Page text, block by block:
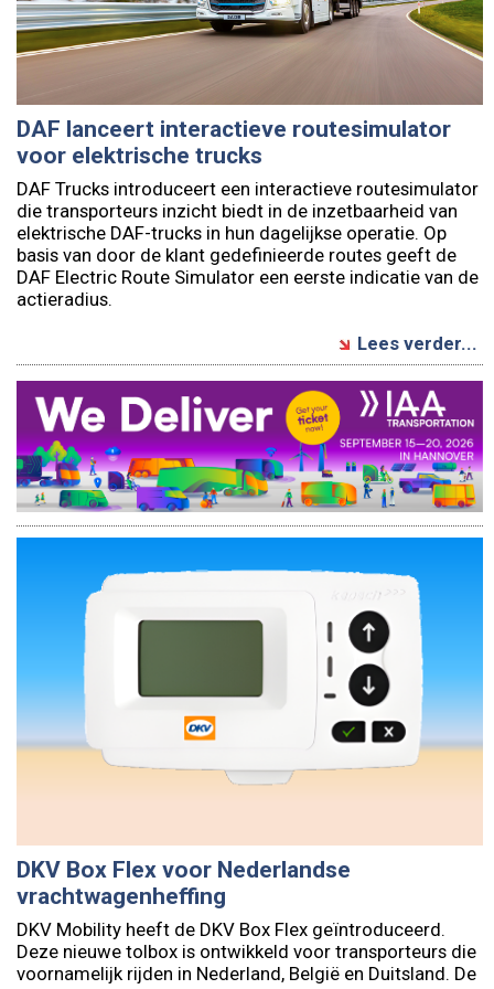
DAF lanceert interactieve routesimulator
voor elektrische trucks
DAF Trucks introduceert een interactieve routesimulator
die transporteurs inzicht biedt in de inzetbaarheid van
elektrische DAF-trucks in hun dagelijkse operatie. Op
basis van door de klant gedefinieerde routes geeft de
DAF Electric Route Simulator een eerste indicatie van de
actieradius.
Lees verder...
DKV Box Flex voor Nederlandse
vrachtwagenheffing
DKV Mobility heeft de DKV Box Flex geïntroduceerd.
Deze nieuwe tolbox is ontwikkeld voor transporteurs die
voornamelijk rijden in Nederland, België en Duitsland. De